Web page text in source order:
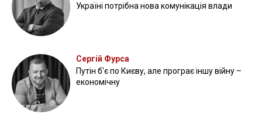
Україні потрібна нова комунікація влади
Сергій Фурса
Путін б'є по Києву, але програє іншу війну –
економічну